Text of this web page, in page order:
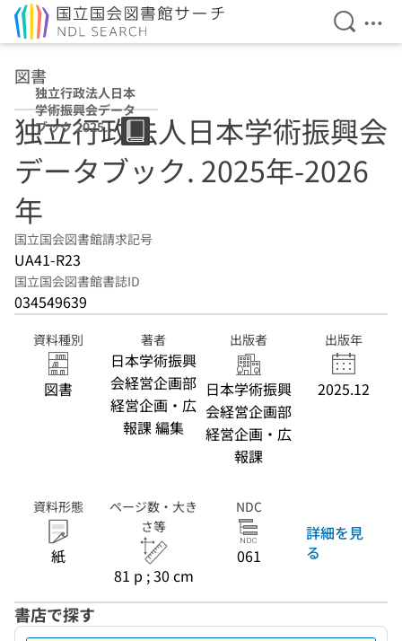
検索を
メ
図書
独立行政法人日本
学術振興会データ
ブック 2025
年-2026年
独立行政法人日本学術振興会
データブック. 2025年-2026
年
国立国会図書館請求記号
UA41-R23
国立国会図書館書誌ID
034549639
資料種別
図書
著者
日本学術振興
会経営企画部
経営企画・広
報課 編集
出版者
日本学術振興
会経営企画部
経営企画・広
報課
出版年
2025.12
資料形態
紙
ページ数・大き
さ等
81 p ; 30 cm
NDC
061
詳細を見
る
書店で探す